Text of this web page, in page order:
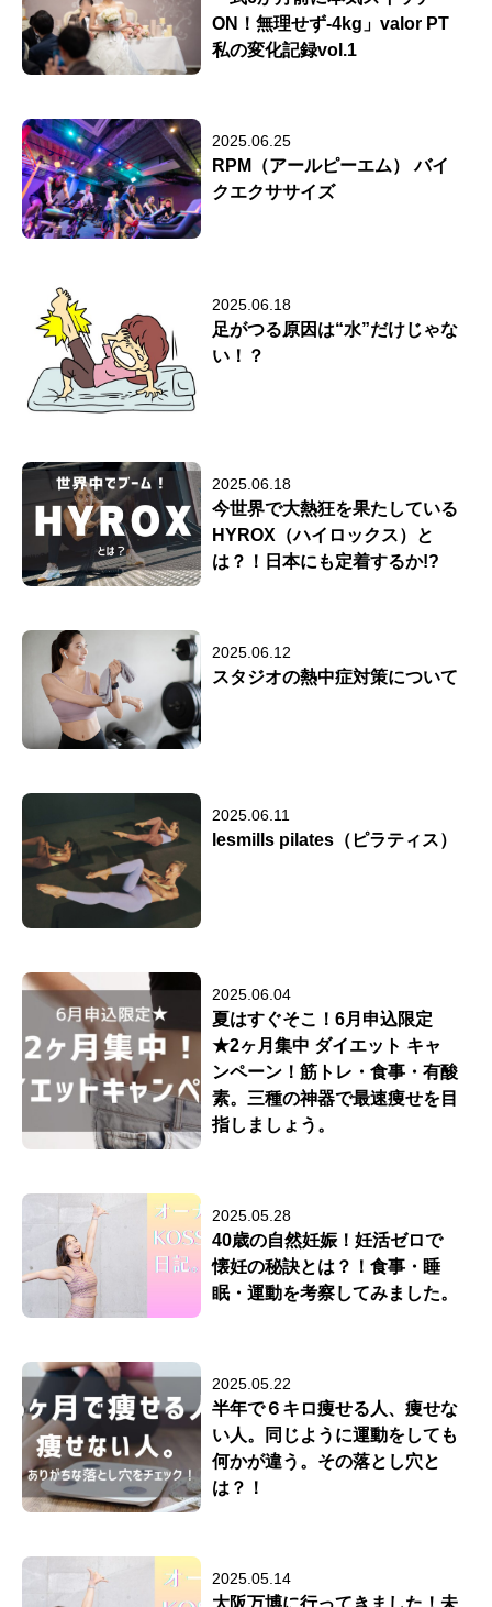
ON！無理せず-4kg」valor PT
私の変化記録vol.1
2025.06.25
RPM（アールピーエム） バイ
クエクササイズ
2025.06.18
足がつる原因は“水”だけじゃな
い！？
2025.06.18
今世界で大熱狂を果たしている
HYROX（ハイロックス）と
は？！日本にも定着するか!?
2025.06.12
スタジオの熱中症対策について
2025.06.11
lesmills pilates（ピラティス）
2025.06.04
夏はすぐそこ！6月申込限定
★2ヶ月集中 ダイエット キャ
ンペーン！筋トレ・食事・有酸
素。三種の神器で最速痩せを目
指しましょう。
2025.05.28
40歳の自然妊娠！妊活ゼロで
懐妊の秘訣とは？！食事・睡
眠・運動を考察してみました。
2025.05.22
半年で６キロ痩せる人、痩せな
い人。同じように運動をしても
何かが違う。その落とし穴と
は？！
2025.05.14
大阪万博に行ってきました！未